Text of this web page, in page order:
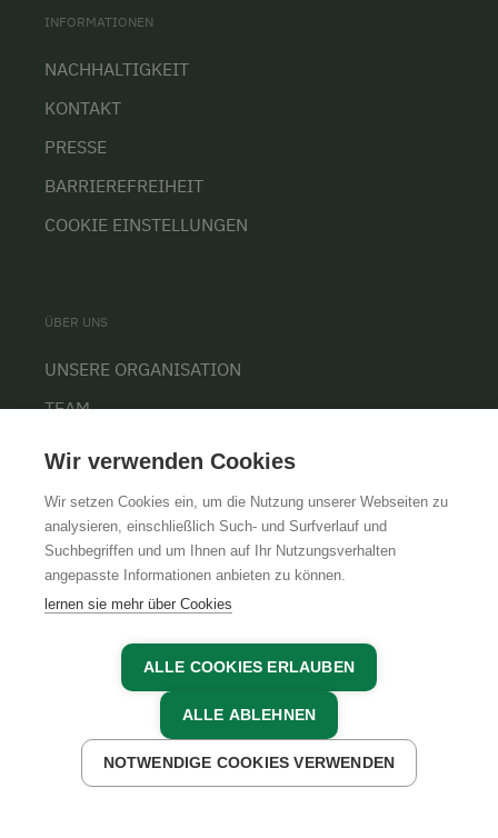
JETZT ANFRAGEN
INFORMATIONEN
NACHHALTIGKEIT
KONTAKT
PRESSE
BARRIEREFREIHEIT
COOKIE EINSTELLUNGEN
ÜBER UNS
UNSERE ORGANISATION
TEAM
AGBIMPRESSUMDATENSCHUTZ
Wir verwenden Cookies
Wir setzen Cookies ein, um die Nutzung unserer Webseiten zu
analysieren, einschließlich Such- und Surfverlauf und
Suchbegriffen und um Ihnen auf Ihr Nutzungsverhalten
angepasste Informationen anbieten zu können.
lernen sie mehr über Cookies
ALLE COOKIES ERLAUBEN
ALLE ABLEHNEN
NOTWENDIGE COOKIES VERWENDEN